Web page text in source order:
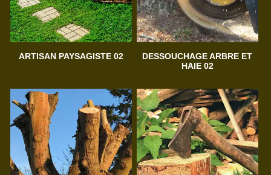
ARTISAN PAYSAGISTE 02
DESSOUCHAGE ARBRE ET
HAIE 02